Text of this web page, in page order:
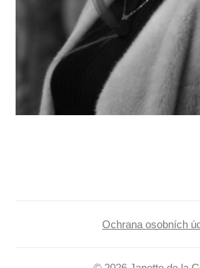
Ochrana osobních